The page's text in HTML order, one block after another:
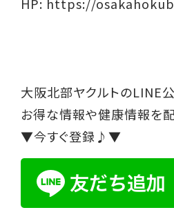
大阪北部ヤクルトのLINE公
お得な情報や健康情報を配
▼今すぐ登録♪▼